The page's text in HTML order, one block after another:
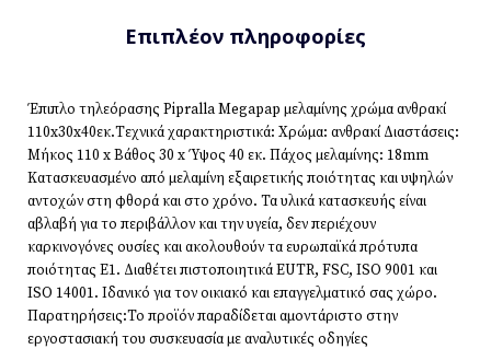
Επιπλέον πληροφορίες
Έπιπλο τηλεόρασης Pipralla Megapap μελαμίνης χρώμα ανθρακί
110x30x40εκ.Τεχνικά χαρακτηριστικά: Χρώμα: ανθρακί Διαστάσεις:
Μήκος 110 x Βάθος 30 x Ύψος 40 εκ. Πάχος μελαμίνης: 18mm
Κατασκευασμένο από μελαμίνη εξαιρετικής ποιότητας και υψηλών
αντοχών στη φθορά και στο χρόνο. Τα υλικά κατασκευής είναι
αβλαβή για το περιβάλλον και την υγεία, δεν περιέχουν
καρκινογόνες ουσίες και ακολουθούν τα ευρωπαϊκά πρότυπα
ποιότητας Ε1. Διαθέτει πιστοποιητικά EUTR, FSC, ISO 9001 και
ISO 14001. Ιδανικό για τον οικιακό και επαγγελματικό σας χώρο.
Παρατηρήσεις:Το προϊόν παραδίδεται αμοντάριστο στην
εργοστασιακή του συσκευασία με αναλυτικές οδηγίες